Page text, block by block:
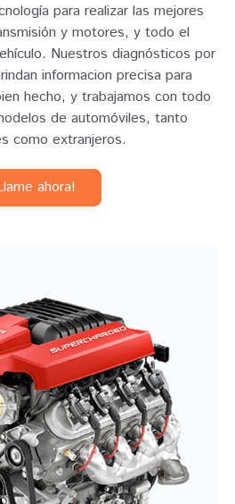
para realizar las mejores
y motores, y todo el
Nuestros diagnósticos por
informacion precisa para
hecho, y trabajamos con todo
de automóviles, tanto
como extranjeros.
ahora!